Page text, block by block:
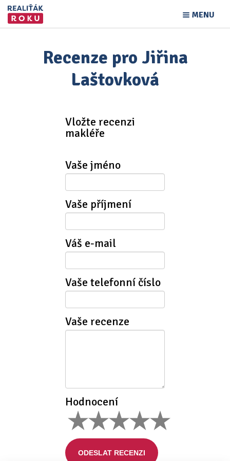
MENU
Recenze pro Jiřina
Laštovková
Vložte recenzi
makléře
Vaše jméno
Vaše příjmení
Váš e-mail
Vaše telefonní číslo
Vaše recenze
Hodnocení
ODESLAT RECENZI